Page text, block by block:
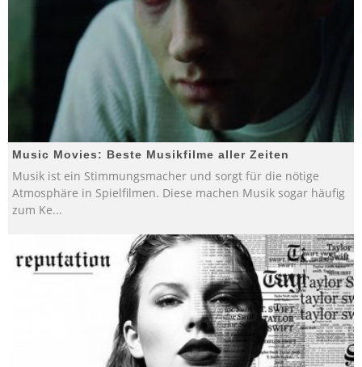
Music Movies: Beste Musikfilme aller Zeiten
Musik ist ein Stimmungsmacher und sorgt für die nötige
Atmosphäre in Spielfilmen. Diese machen Musik sogar häufig
zum Ke...